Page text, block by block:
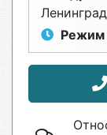
Режим